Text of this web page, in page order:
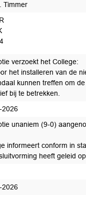
Timmer
verzoekt het College:
het installeren van de
kunnen treffen om
bij te betrekken.
2026
unaniem (9-0)
informeert conform in
heeft geleid
2026